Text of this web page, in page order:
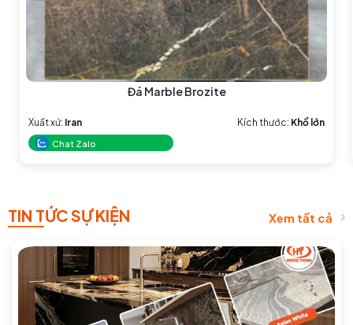
Đá Marble Brozite
Xuất xứ: Iran Kích thước: Khổ lớn
Chat Zalo
TIN TỨC SỰ KIỆN Xem tất cả